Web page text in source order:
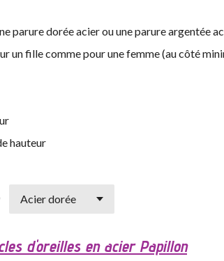
parure dorée acier ou une parure argentée
un fille comme pour une femme (au côté
hauteur
d'oreilles en acier Papillon